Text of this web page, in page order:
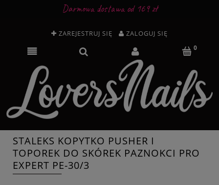
Darmowa dostawa od 169 zł
ZAREJESTRUJ SIĘ ZALOGUJ SIĘ
STALEKS KOPYTKO PUSHER I
TOPOREK DO SKÓREK PAZNOKCI PRO
EXPERT PE-30/3